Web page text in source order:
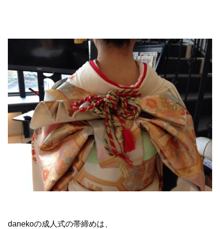
danekoの成人式の帯締めは、